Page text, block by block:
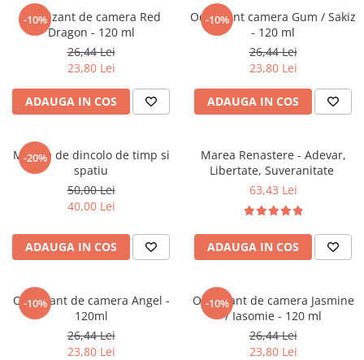
romantice
Senzatii/Dragoste
Senzatii/Erotic
Senzatii/Thriller
Teatru
Teens Book Club
Birotica & Papetarie
Adezivi si benzi adezive
Accesorii Arhivare
Hartie si Accesorii
-10%
Odorizant de camera Red
Dragon - 120 ml
26,44 Lei
23,80 Lei
ADAUGA IN COS
-10%
Odorizant camera Gum / Sakiz
- 120 ml
26,44 Lei
23,80 Lei
ADAUGA IN COS
-20%
Mesaje de dincolo de timp si
spatiu
50,00 Lei
40,00 Lei
ADAUGA IN COS
Marea Renastere - Adevar,
Libertate, Suveranitate
63,43 Lei
ADAUGA IN COS
-10%
Odorizant de camera Angel -
120ml
26,44 Lei
23,80 Lei
-10%
Odorizant de camera Jasmine
/ Iasomie - 120 ml
26,44 Lei
23,80 Lei